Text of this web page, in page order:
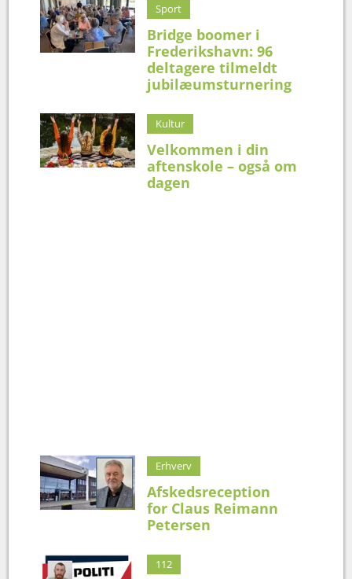
Sport
Bridge boomer i
Frederikshavn: 96
deltagere tilmeldt
jubilæumsturnering
Kultur
Velkommen i din
aftenskole – også om
dagen
Erhverv
Afskedsreception
for Claus Reimann
Petersen
112